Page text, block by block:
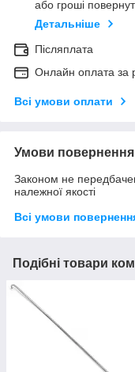
або гроші
Детальніше
Післяплата
Онлайн оплата за
Всі умови оплати
Умови повернення
Законом не
належної якості
Всі умови
Подібні товари